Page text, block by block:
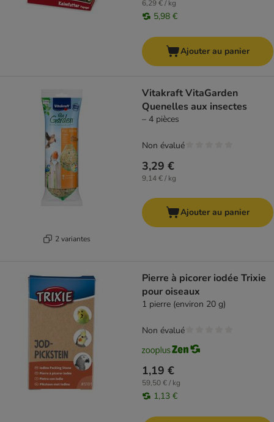
6,29 € / kg
5,98 €
Ajouter au panier
2 variantes
Vitakraft VitaGarden
Quenelles aux insectes
– 4 pièces
3,29 €
9,14 € / kg
Non évalué
Ajouter au panier
Pierre à picorer iodée Trixie
pour oiseaux
1 pierre (environ 20 g)
1,19 €
59,50 € / kg
1,13 €
Non évalué